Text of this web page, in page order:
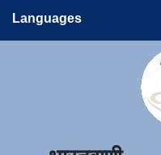
Languages